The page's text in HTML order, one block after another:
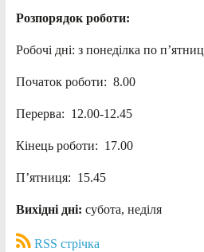
Розпорядок роботи:
Робочі дні: з понеділка по
Початок роботи: 8.00
Перерва: 12.00-12.45
Кінець роботи: 17.00
П’ятниця: 15.45
Вихідні дні: субота, неділя
RSS стрічка